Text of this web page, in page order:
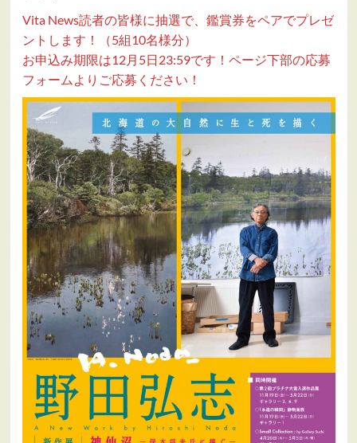
Vita News読者の皆様に抽選で、鑑賞券をペアでプレゼ
ントします！（5組10名様分）
お申込み期限は12月5日23:59です！ページ下部の応募
フォームよりご応募ください！